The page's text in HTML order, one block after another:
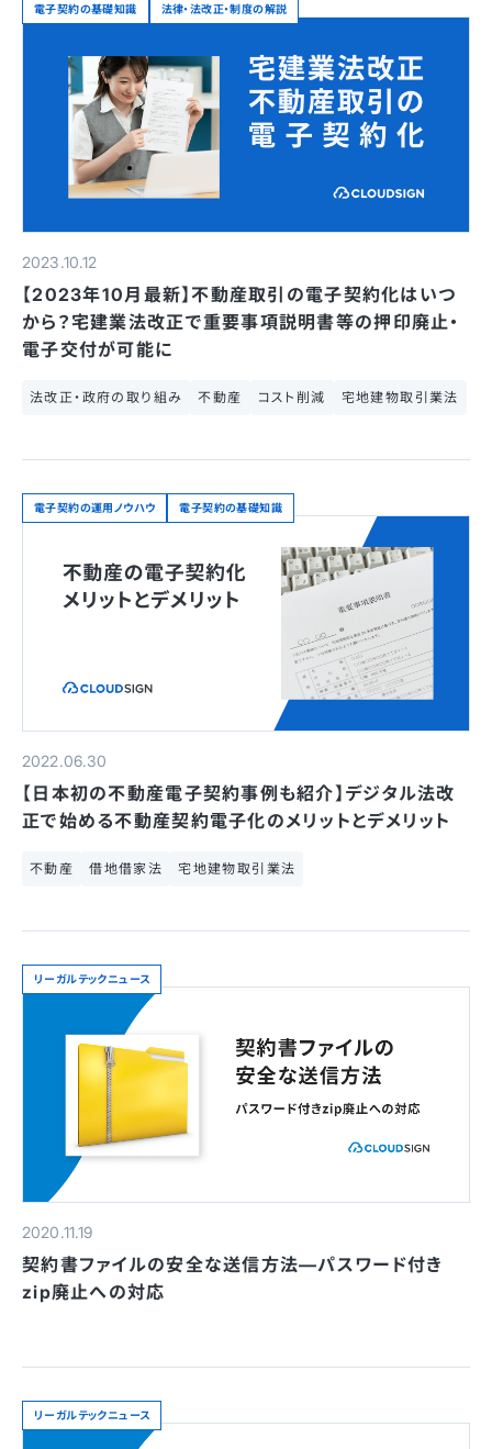
電子契約の基礎知識 法律・法改正・制度の解説
2023.10.12
【2023年10月最新】不動産取引の電子契約化はいつ
から？宅建業法改正で重要事項説明書等の押印廃止・
電子交付が可能に
法改正・政府の取り組み 不動産 コスト削減 宅地建物取引業法
電子契約の運用ノウハウ 電子契約の基礎知識
2022.06.30
【日本初の不動産電子契約事例も紹介】デジタル法改
正で始める不動産契約電子化のメリットとデメリット
不動産 借地借家法 宅地建物取引業法
リーガルテックニュース
2020.11.19
契約書ファイルの安全な送信方法—パスワード付き
zip廃止への対応
リーガルテックニュース